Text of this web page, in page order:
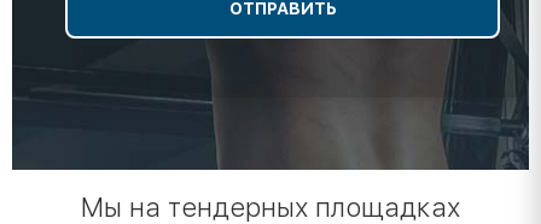
Мы на тендерных площадках